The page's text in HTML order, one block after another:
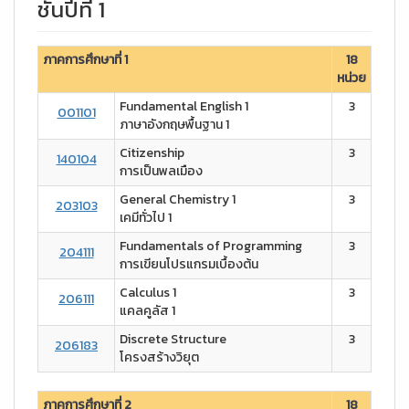
ชั้นปีที่ 1
ภาคการศึกษาที่ 1
18
หน่วย
001101
Fundamental English 1
ภาษาอังกฤษพื้นฐาน 1
3
140104
Citizenship
การเป็นพลเมือง
3
203103
General Chemistry 1
เคมีทั่วไป 1
3
204111
Fundamentals of Programming
การเขียนโปรแกรมเบื้องต้น
3
206111
Calculus 1
แคลคูลัส 1
3
206183
Discrete Structure
โครงสร้างวิยุต
3
ภาคการศึกษาที่ 2 18